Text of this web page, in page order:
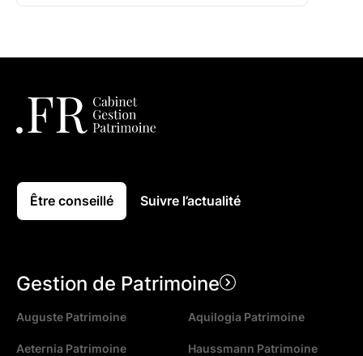
Être conseillé Suivre l’actualité
Gestion de Patrimoine
Auguste Patrimoine Aquilogia Patrimoine
Aeternia Patrimoine Haussmann Patrimoine